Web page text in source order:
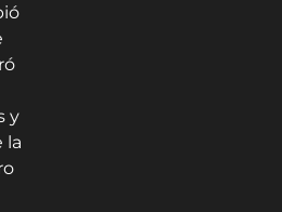
y
la